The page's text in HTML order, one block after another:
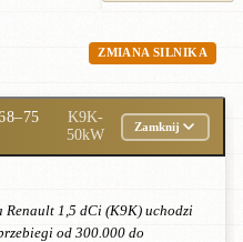
ZMIANA SILNIKA
K9K-
50kW
Zamknij
Renault 1,5 dCi (K9K) uchodzi
od 300.000 do